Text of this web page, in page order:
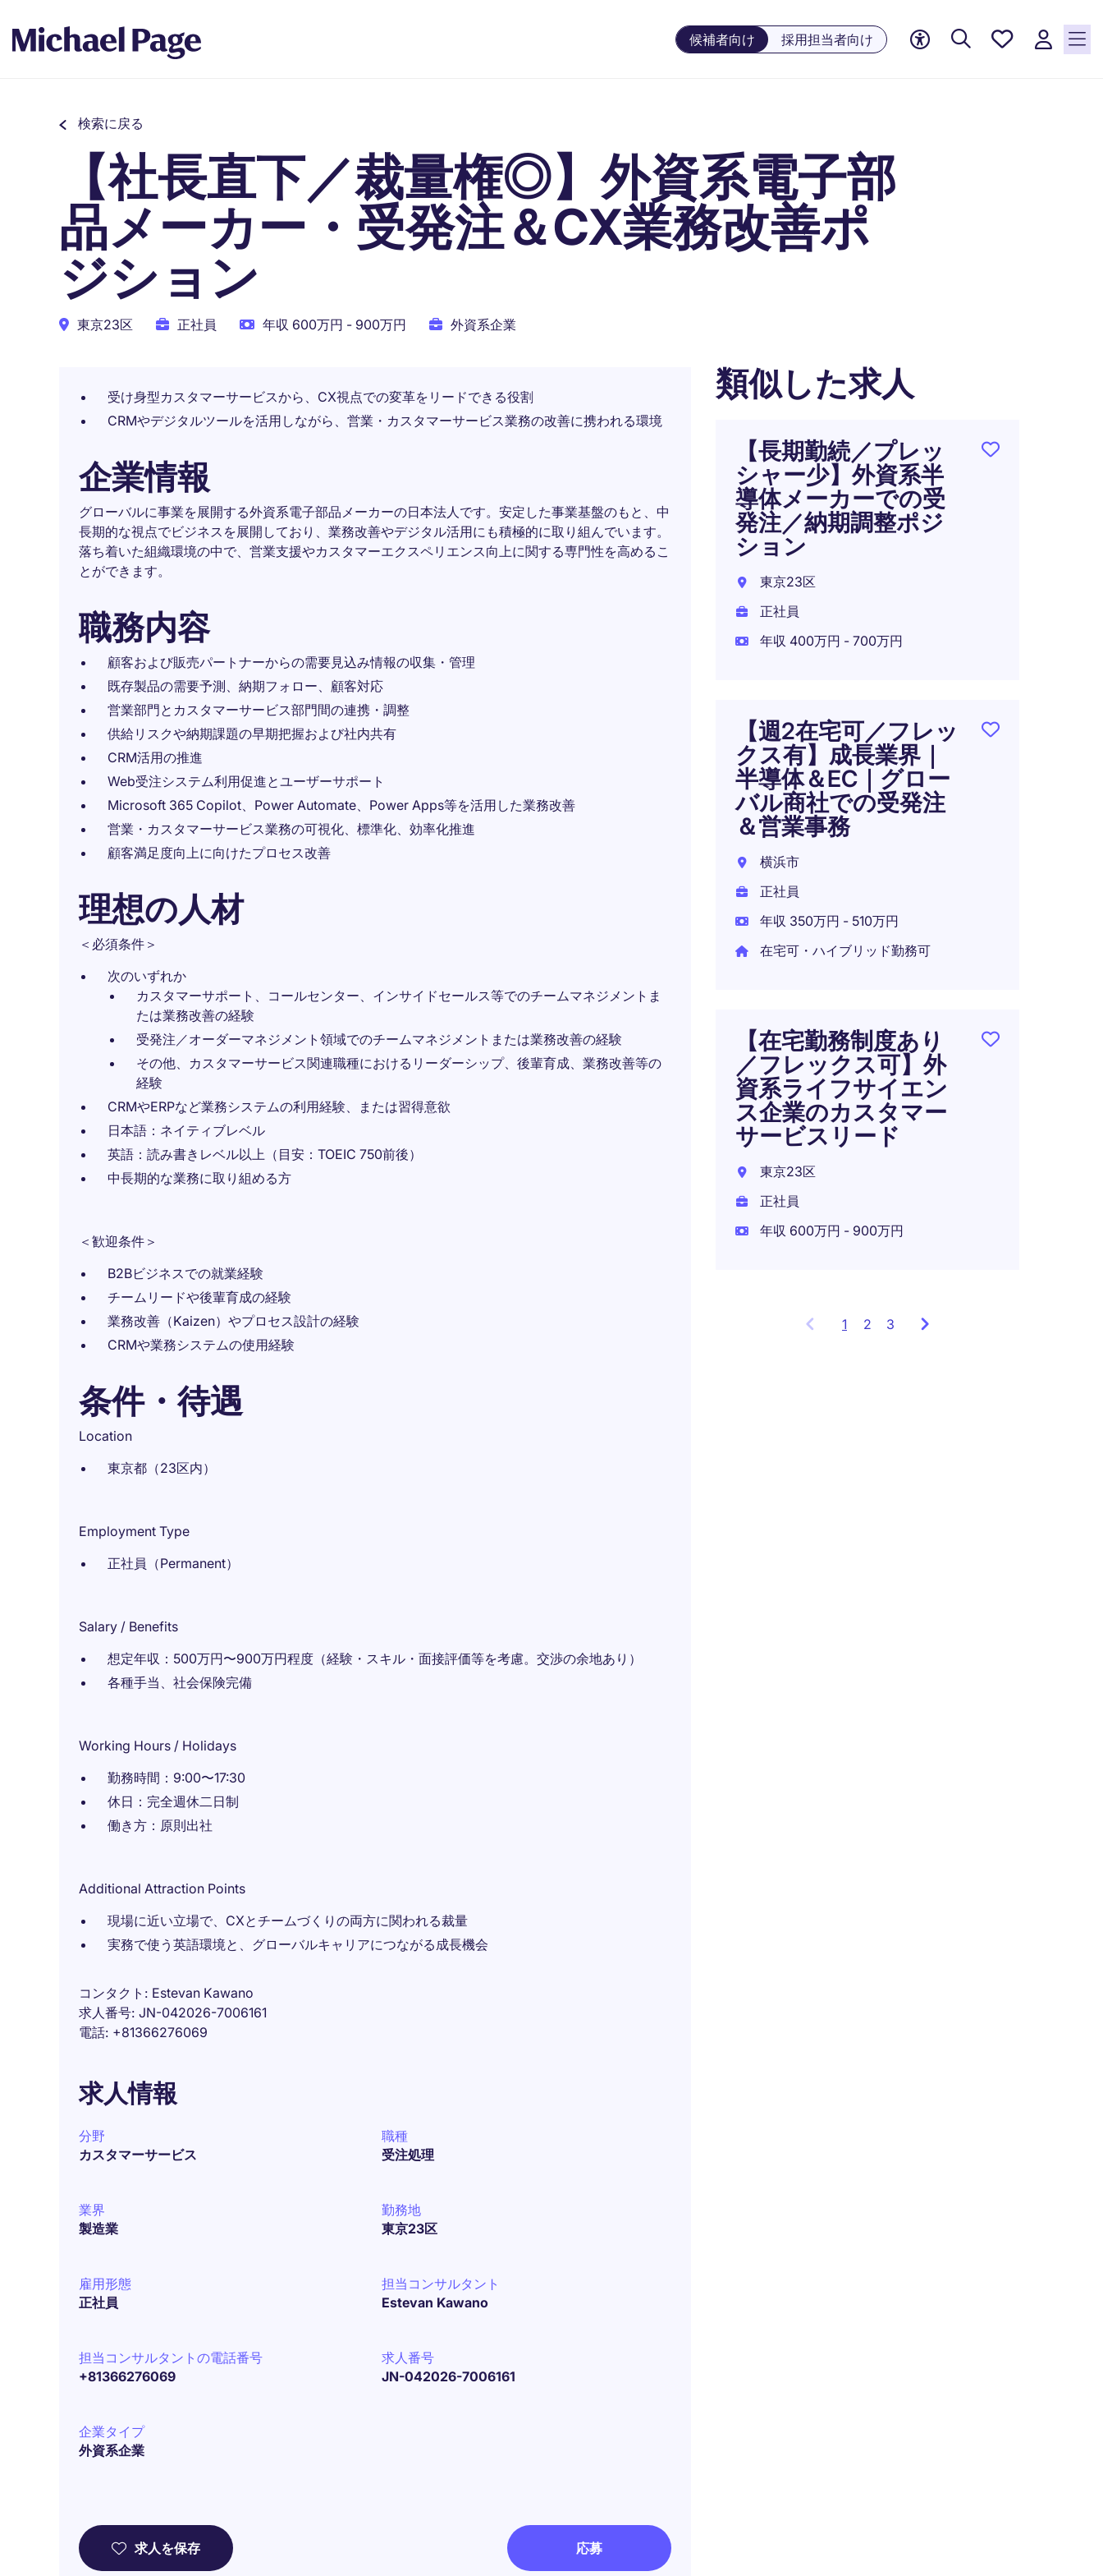
候補者向け 採用担当者向け
お気に
検索に戻る
【社長直下／裁量権◎】外資系電子部
品メーカー・受発注＆CX業務改善ポ
ジション
東京23区 正社員 年収 600万円 - 900万円 外資系企業
受け身型カスタマーサービスから、CX視点での変革をリードできる役割
CRMやデジタルツールを活用しながら、営業・カスタマーサービス業務の改善に携われる環境
企業情報
グローバルに事業を展開する外資系電子部品メーカーの日本法人です。安定した事業基盤のもと、中
長期的な視点でビジネスを展開しており、業務改善やデジタル活用にも積極的に取り組んでいます。
落ち着いた組織環境の中で、営業支援やカスタマーエクスペリエンス向上に関する専門性を高めるこ
とができます。
職務内容
顧客および販売パートナーからの需要見込み情報の収集・管理
既存製品の需要予測、納期フォロー、顧客対応
営業部門とカスタマーサービス部門間の連携・調整
供給リスクや納期課題の早期把握および社内共有
CRM活用の推進
Web受注システム利用促進とユーザーサポート
Microsoft 365 Copilot、Power Automate、Power Apps等を活用した業務改善
営業・カスタマーサービス業務の可視化、標準化、効率化推進
顧客満足度向上に向けたプロセス改善
理想の人材
＜必須条件＞
次のいずれか
カスタマーサポート、コールセンター、インサイドセールス等でのチームマネジメントま
たは業務改善の経験
受発注／オーダーマネジメント領域でのチームマネジメントまたは業務改善の経験
その他、カスタマーサービス関連職種におけるリーダーシップ、後輩育成、業務改善等の
経験
CRMやERPなど業務システムの利用経験、または習得意欲
日本語：ネイティブレベル
英語：読み書きレベル以上（目安：TOEIC 750前後）
中長期的な業務に取り組める方
＜歓迎条件＞
B2Bビジネスでの就業経験
チームリードや後輩育成の経験
業務改善（Kaizen）やプロセス設計の経験
CRMや業務システムの使用経験
条件・待遇
Location
東京都（23区内）
Employment Type
正社員（Permanent）
Salary / Benefits
想定年収：500万円〜900万円程度（経験・スキル・面接評価等を考慮。交渉の余地あり）
各種手当、社会保険完備
Working Hours / Holidays
勤務時間：9:00〜17:30
休日：完全週休二日制
働き方：原則出社
Additional Attraction Points
現場に近い立場で、CXとチームづくりの両方に関われる裁量
実務で使う英語環境と、グローバルキャリアにつながる成長機会
コンタクト
Estevan Kawano
求人番号 JN-042026-7006161
電話 +81366276069
求人情報
分野
カスタマーサービス
職種
受注処理
業界
製造業
勤務地
東京23区
雇用形態
正社員
担当コンサルタント
Estevan Kawano
担当コンサルタントの電話番号
+81366276069
求人番号
JN-042026-7006161
企業タイプ
外資系企業
求人を保存 応募
類似した求人
【長期勤続／プレッ
シャー少】外資系半
導体メーカーでの受
発注／納期調整ポジ
ション
東京23区
正社員
年収 400万円 - 700万円
【週2在宅可／フレッ
クス有】成長業界｜
半導体＆EC｜グロー
バル商社での受発注
＆営業事務
横浜市
正社員
年収 350万円 - 510万円
在宅可・ハイブリッド勤務可
【在宅勤務制度あり
／フレックス可】外
資系ライフサイエン
ス企業のカスタマー
サービスリード
東京23区
正社員
年収 600万円 - 900万円
1 Showing
2 3